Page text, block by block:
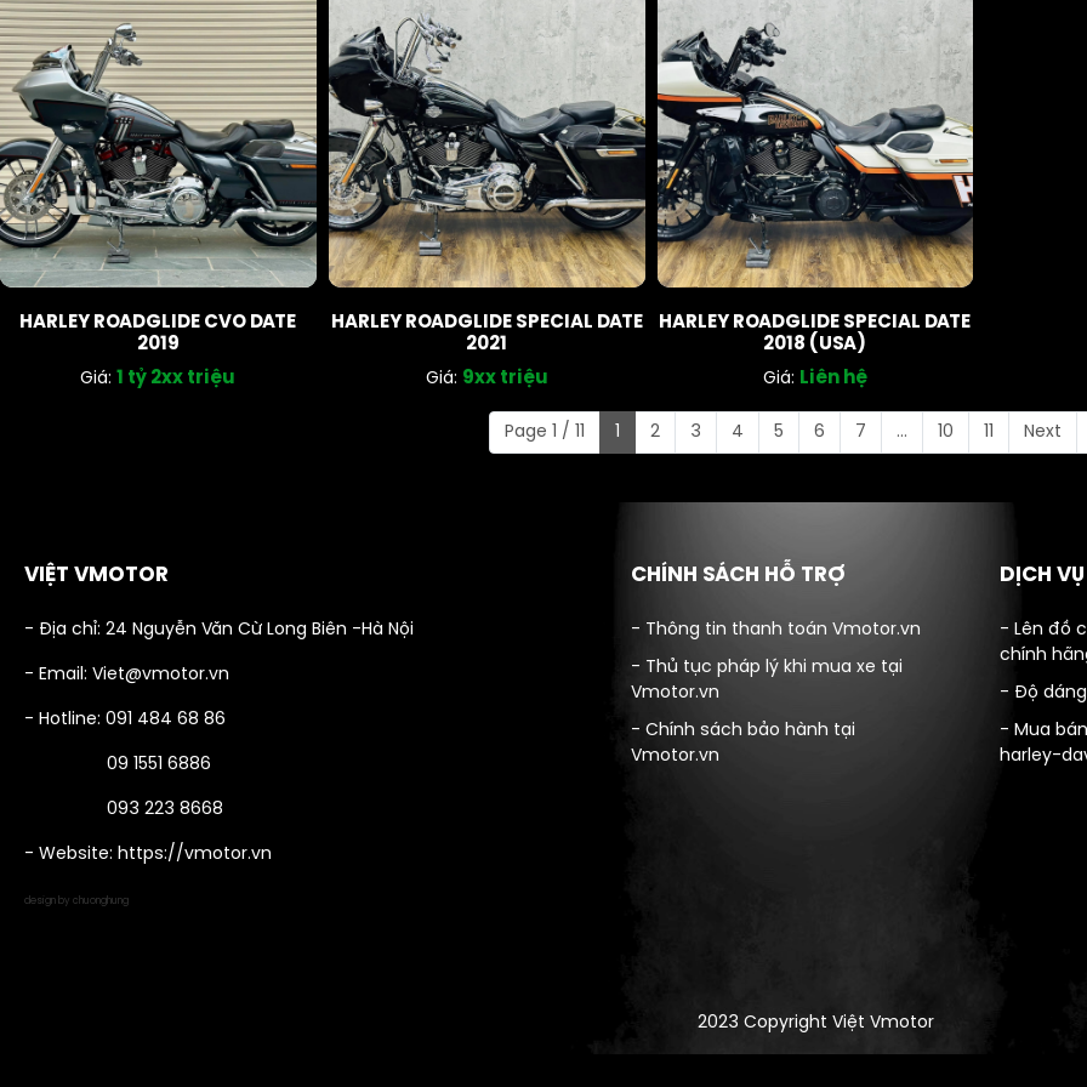
HARLEY ROADGLIDE CVO DATE
2019
Giá:1 tỷ 2xx triệu
HARLEY ROADGLIDE SPECIAL DATE
2021
Giá: 9xx triệu
HARLEY ROADGLIDE SPECIAL DATE
2018 (USA)
Giá: Liên hệ
Page 1 / 11 2 3 4 5 6 7 ... 10 Next
VIỆT VMOTOR
- Địa chỉ: 24 Nguyễn Văn Cừ Long Biên -Hà Nội
- Email: Viet@vmotor.vn
- Hotline: 091 484 68 86
09 1551 6886
093 223 8668
- Website: https://vmotor.vn
design by chuonghung
CHÍNH SÁCH HỖ TRỢ
- Thông tin thanh toán Vmotor.vn
- Thủ tục pháp lý khi mua xe tại
Vmotor.vn
- Chính sách bảo hành tại
Vmotor.vn
DỊCH
- Lên đồ
chính
- Độ
- Mua
harley-
2023 Copyright Việt Vmotor